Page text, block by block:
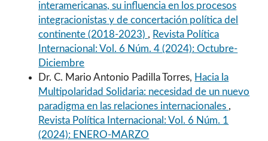
interamericanas, su influencia en los procesos
integracionistas y de concertación política del
continente (2018-2023) , Revista Política
Internacional: Vol. 6 Núm. 4 (2024): Octubre-
Diciembre
Dr. C. Mario Antonio Padilla Torres, Hacia la
Multipolaridad Solidaria: necesidad de un nuevo
paradigma en las relaciones internacionales ,
Revista Política Internacional: Vol. 6 Núm. 1
(2024): ENERO-MARZO